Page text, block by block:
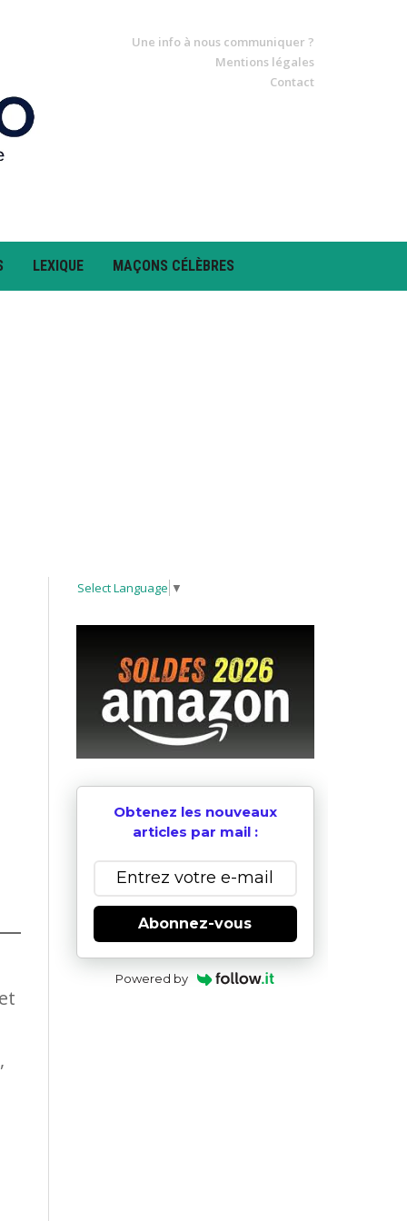
Une info à nous communiquer ?
Mentions légales
Contact
LEXIQUE MAÇONS CÉLÈBRES
Select Language ▼
Obtenez les nouveaux
articles par mail :
Abonnez-vous
Powered by